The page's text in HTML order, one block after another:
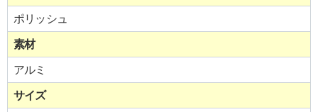
ポリッシュ
素材
アルミ
サイズ